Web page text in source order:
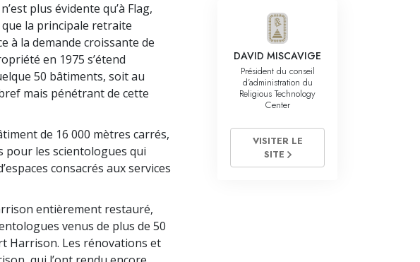
plus évidente qu’à Flag,
que la principale retraite
à la demande croissante de
en 1975 s’étend
50 bâtiments, soit au
mais pénétrant de cette
de 16 000 mètres carrés,
pour les scientologues qui
consacrés aux services
entièrement restauré,
venus de plus de 50
Harrison. Les rénovations et
DAVID MISCAVIGE
Président du conseil
d’administration du
Religious Technology
Center
VISITER LE
SITE